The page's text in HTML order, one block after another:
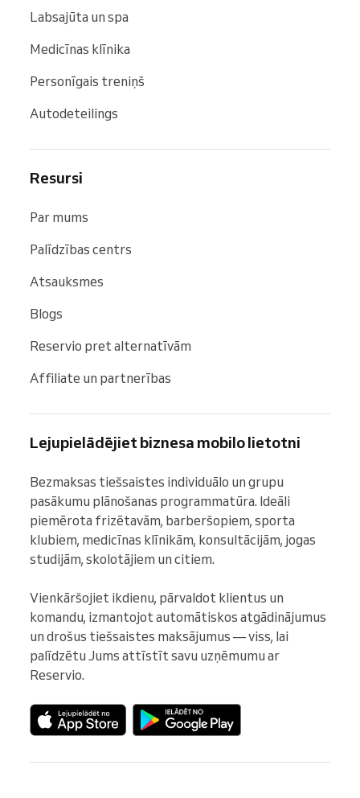
Labsajūta un spa
Medicīnas klīnika
Personīgais treniņš
Autodeteilings
Resursi
Par mums
Palīdzības centrs
Atsauksmes
Blogs
Reservio pret alternatīvām
Affiliate un partnerības
Lejupielādējiet biznesa mobilo lietotni
Bezmaksas tiešsaistes individuālo un grupu
pasākumu plānošanas programmatūra. Ideāli
piemērota frizētavām, barberšopiem, sporta
klubiem, medicīnas klīnikām, konsultācijām, jogas
studijām, skolotājiem un citiem.
Vienkāršojiet ikdienu, pārvaldot klientus un
komandu, izmantojot automātiskos atgādinājumus
un drošus tiešsaistes maksājumus — viss, lai
palīdzētu Jums attīstīt savu uzņēmumu ar
Reservio.